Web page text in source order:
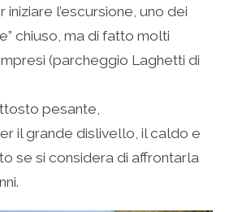
l’escursione, uno dei
chiuso, ma di fatto molti
(parcheggio Laghetti di
pesante,
il grande dislivello, il caldo e
se si considera di affrontarla